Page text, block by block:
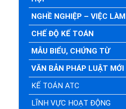
NGHỀ NGHIỆP – VIỆC LÀM
CHẾ ĐỘ KẾ TOÁN
MẪU BIỂU, CHỨNG TỪ
VĂN BẢN PHÁP LUẬT MỚI
KẾ TOÁN ATC
LĨNH VỰC HOẠT ĐỘNG